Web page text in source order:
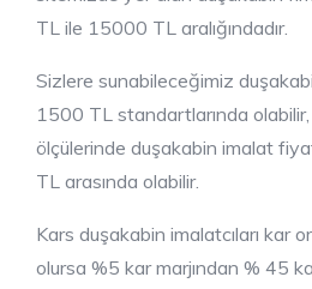
TL ile 15000 TL aralığındadır.
Sizlere sunabileceğimiz
1500 TL standartlarında
ölçülerinde duşakabin imalat
TL arasında olabilir.
Kars duşakabin imalatcıları kar
olursa %5 kar marjından % 45